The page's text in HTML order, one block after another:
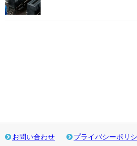
お問い合わせ プライバシーポリ